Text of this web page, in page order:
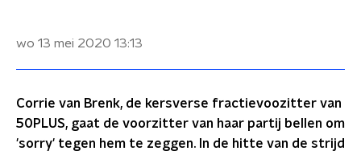
wo 13 mei 2020 13:13
Corrie van Brenk, de kersverse fractievoozitter van
50PLUS, gaat de voorzitter van haar partij bellen om
'sorry' tegen hem te zeggen. In de hitte van de strijd